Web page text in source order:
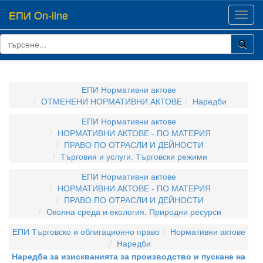
ЕПИ On-line
ЕПИ Нормативни актове
ОТМЕНЕНИ НОРМАТИВНИ АКТОВЕ
Наредби
ЕПИ Нормативни актове
НОРМАТИВНИ АКТОВЕ - ПО МАТЕРИЯ
ПРАВО ПО ОТРАСЛИ И ДЕЙНОСТИ
Търговия и услуги. Търговски режими
ЕПИ Нормативни актове
НОРМАТИВНИ АКТОВЕ - ПО МАТЕРИЯ
ПРАВО ПО ОТРАСЛИ И ДЕЙНОСТИ
Околна среда и екология. Природни ресурси
ЕПИ Търговско и облигационно право
Нормативни актове
Наредби
Наредба за изискванията за производство и пускане на